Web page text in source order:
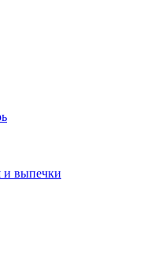
и выпечки